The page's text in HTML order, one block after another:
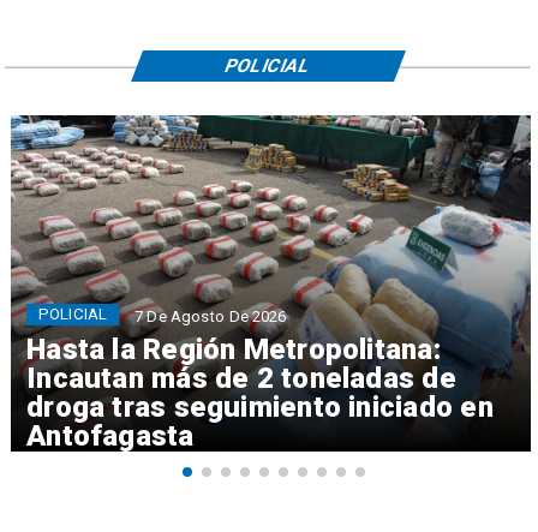
Hasta la Región Metropolitana:
Incautan más de 2 toneladas de
droga tras seguimiento iniciado en
Antofagasta
POLICIAL 7 De Agosto De 2026
POLICIAL